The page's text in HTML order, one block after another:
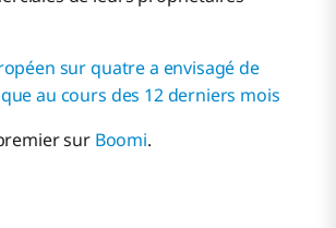
sur quatre a envisagé de
au cours des 12 derniers mois
sur Boomi.